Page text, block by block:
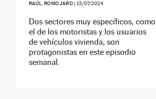
RAÚL ROMOJARO | 15/07/2024
Dos sectores muy específicos, como
el de los motoristas y los usuarios
de vehículos vivienda, son
protagonistas en este episodio
semanal.